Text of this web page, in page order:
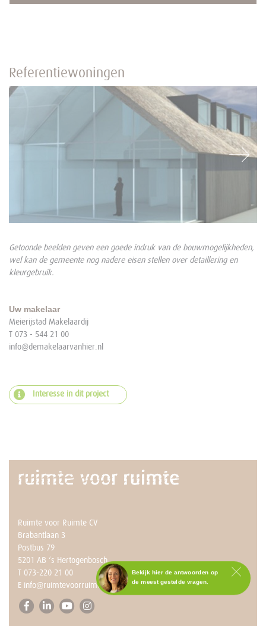
Bekijk hier de antwoorden op
de meest gestelde vragen.
Referentiewoningen
Getoonde beelden geven een goede indruk van de bouwmogelijkheden,
wel kan de gemeente nog nadere eisen stellen over detaillering en
kleurgebruik.
Uw makelaar
Meierijstad Makelaardij
T 073 - 544 21 00
info@demakelaarvanhier.nl
Interesse in dit project
Ruimte voor Ruimte CV
Brabantlaan 3
Postbus 79
5201 AB ‘s Hertogenbosch
073-220 21 00
E info@ruimtevoorruimte.com